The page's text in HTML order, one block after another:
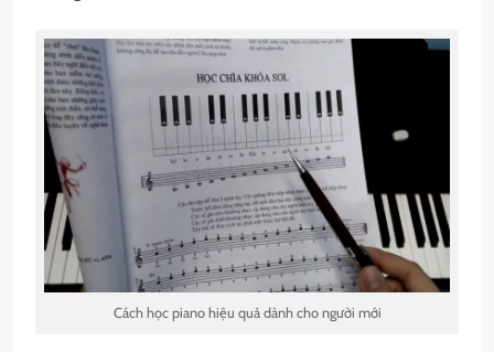
Cách học piano hiệu quả dành cho người mới